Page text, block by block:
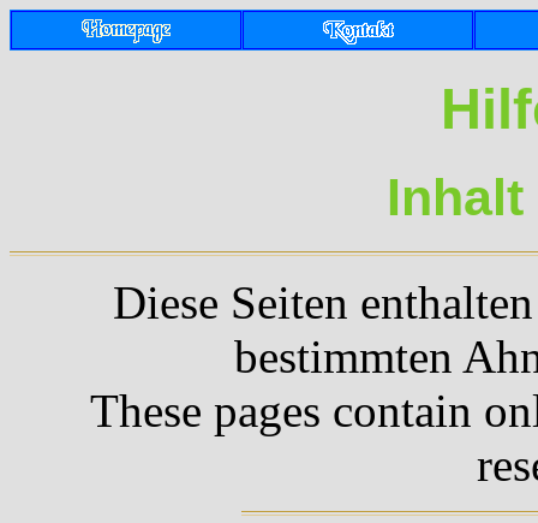
Inhalt
Diese Seiten
bestimmten
These pages contain